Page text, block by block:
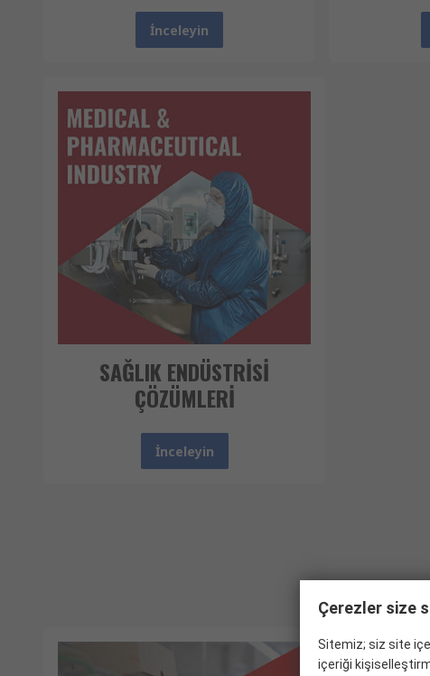
İnceleyin
SAĞLIK ENDÜSTRİSİ
ÇÖZÜMLERİ
İnceleyin
Çerezler size
Sitemiz; siz site
içeriği